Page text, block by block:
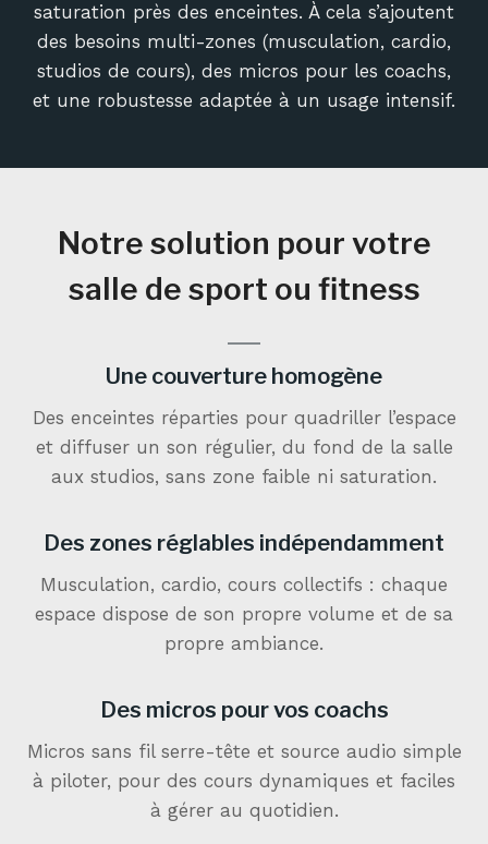
saturation près des enceintes. À cela s’ajoutent
des besoins multi-zones (musculation, cardio,
studios de cours), des micros pour les coachs,
et une robustesse adaptée à un usage intensif.
Notre solution pour votre
salle de sport ou fitness
Une couverture homogène
Des enceintes réparties pour quadriller l’espace
et diffuser un son régulier, du fond de la salle
aux studios, sans zone faible ni saturation.
Des zones réglables indépendamment
Musculation, cardio, cours collectifs : chaque
espace dispose de son propre volume et de sa
propre ambiance.
Des micros pour vos coachs
Micros sans fil serre-tête et source audio simple
à piloter, pour des cours dynamiques et faciles
à gérer au quotidien.